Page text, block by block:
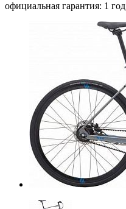
официальная гарантия: 1 год